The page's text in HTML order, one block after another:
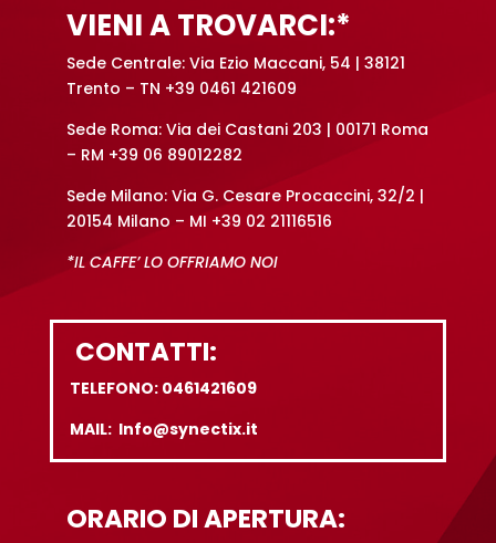
VIENI A TROVARCI:*
Sede Centrale: Via Ezio Maccani, 54 | 38121
Trento – TN +39 0461 421609
Sede Roma: Via dei Castani 203 | 00171 Roma
– RM +39 06 89012282
Sede Milano: Via G. Cesare Procaccini, 32/2 |
20154 Milano – MI +39 02 21116516
*IL CAFFE’ LO OFFRIAMO NOI
CONTATTI:
TELEFONO: 0461421609
MAIL: Info@synectix.it
ORARIO DI APERTURA: